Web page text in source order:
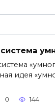
система
идея
0 144